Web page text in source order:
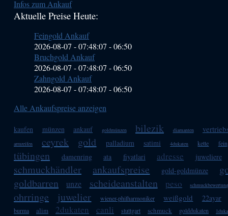
Sidebar
Infos zum Ankauf
Aktuelle Preise Heute:
Feingold Ankauf
2026-08-07 - 07:48:07 -06:50
Bruchgold Ankauf
2026-08-07 - 07:48:07 -06:50
Zahngold Ankauf
2026-08-07 - 07:48:07 -06:50
Alle Ankaufspreise anzeigen
kaufen münzen ankauf goldmünzen bilezik diamanten
armreifen ceyrek gold palladium satimi 4dukaten kette
tübingen damenring ata fiyatlari adresse juweliere
schmuckhändler ankaufspreise gold-goldmünze
goldbarren
unze scheideanstalten peso
ohrringe juwelier wiener-philharmoniker weißgold 22ayar
burma alim 2dukaten canli stuttgart schmuck golddukaten